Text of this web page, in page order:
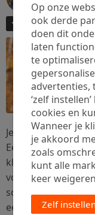
6 min.
Je hoort het steeds
Een hele dag op
klachten
voorkomende
schouders en nek,
een serieuze
Op onze
ook derde
doen dit
laten
te
advertenties,
‘zelf
cookies en
Wanneer je
je akkoord
zoals
kunt alle
keer
Zelf